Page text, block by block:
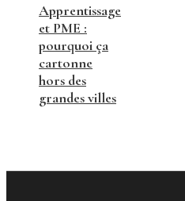
Apprentissage
et PME :
pourquoi ça
cartonne
hors des
grandes villes